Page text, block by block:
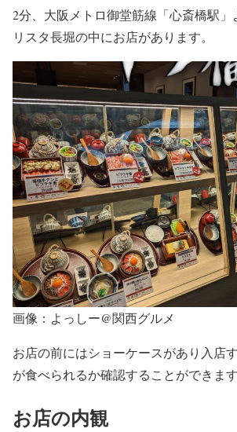
2分、大阪メトロ御堂筋線「心斎橋駅」
リスタ長堀の中にお店があります。
画像：よっしー@関西グルメ
お店の前にはショーケースがあり入店
が食べられるか確認することができます
お店の内観